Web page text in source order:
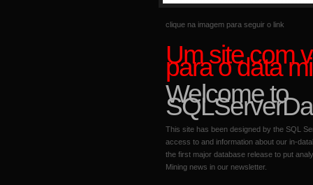
clique na imagem para seguir o link
Um site com
para o data
Welcome to
This site has been designed by the SQL
access to and information about our in-
the first major database release to put
Mining news in our newsletter.